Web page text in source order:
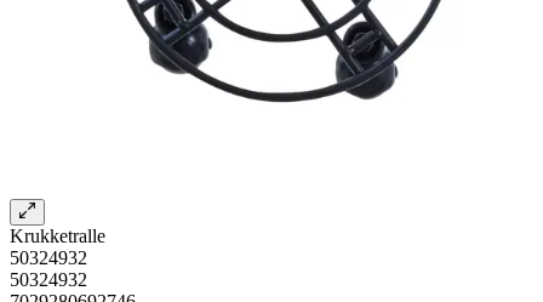
Krukketralle
50324932
50324932